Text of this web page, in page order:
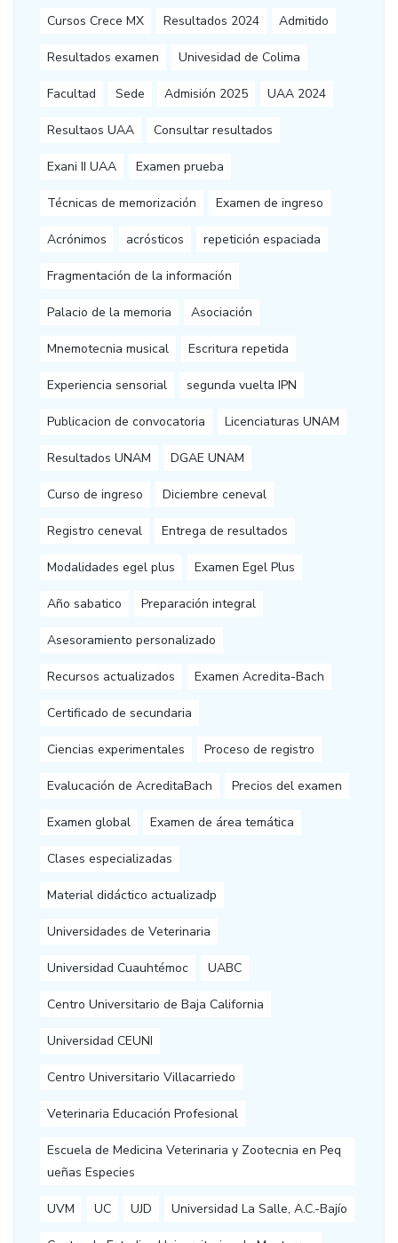
Cursos Crece MX Resultados 2024 Admitido
Resultados examen Univesidad de Colima
Facultad Sede Admisión 2025 UAA 2024
Resultaos UAA Consultar resultados
Exani II UAA Examen prueba
Técnicas de memorización Examen de ingreso
Acrónimos acrósticos repetición espaciada
Fragmentación de la información
Palacio de la memoria Asociación
Mnemotecnia musical Escritura repetida
Experiencia sensorial segunda vuelta IPN
Publicacion de convocatoria Licenciaturas UNAM
Resultados UNAM DGAE UNAM
Curso de ingreso Diciembre ceneval
Registro ceneval Entrega de resultados
Modalidades egel plus Examen Egel Plus
Año sabatico Preparación integral
Asesoramiento personalizado
Recursos actualizados Examen Acredita-Bach
Certificado de secundaria
Ciencias experimentales Proceso de registro
Evalucación de AcreditaBach Precios del examen
Examen global Examen de área temática
Clases especializadas
Material didáctico actualizadp
Universidades de Veterinaria
Universidad Cuauhtémoc UABC
Centro Universitario de Baja California
Universidad CEUNI
Centro Universitario Villacarriedo
Veterinaria Educación Profesional
Escuela de Medicina Veterinaria y Zootecnia en Peq
ueñas Especies
UVM UC UJD Universidad La Salle, A.C.-Bajío